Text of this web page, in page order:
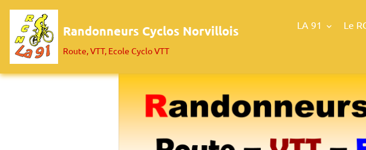
Randonneurs Cyclos Norvillois
Route, VTT, Ecole Cyclo VTT
LA 91 Le